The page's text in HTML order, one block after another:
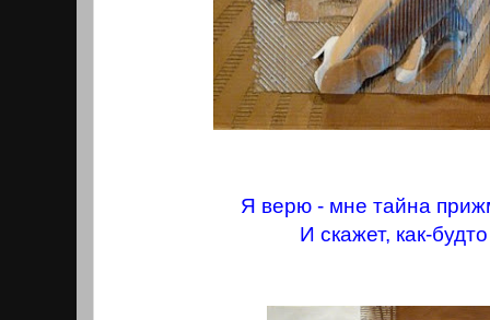
Я верю - мне тайна
И скажет, как-